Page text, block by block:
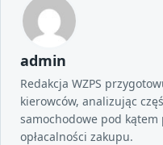
admin
Redakcja WZPS
kierowców, analizując
samochodowe pod
opłacalności zakupu.